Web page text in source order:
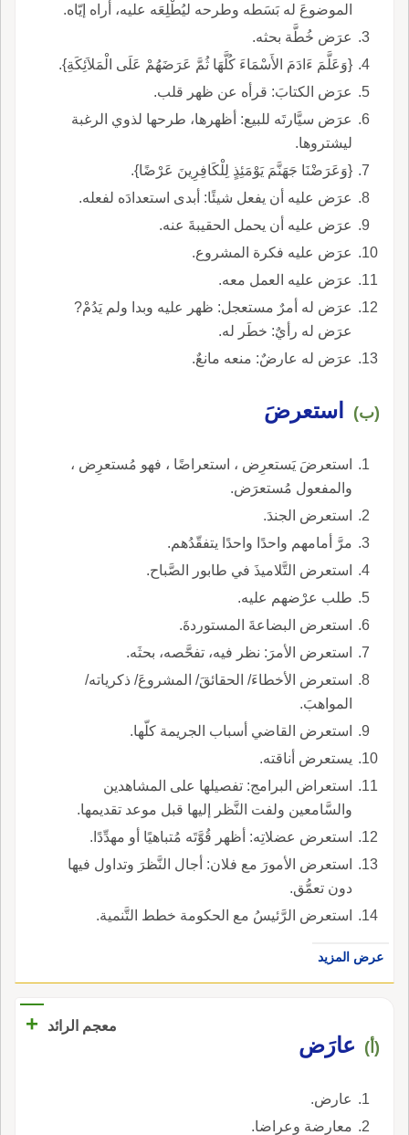
الموضوعَ له بَسَطه وطرحه ليُطْلِعَه عليه، أراه إيّاه.
عرَض خُطَّة بحثه.
{وَعَلَّمَ ءَادَمَ الأَسْمَاءَ كُلَّهَا ثُمَّ عَرَضَهُمْ عَلَى الْمَلاَئِكَةِ}.
عرَض الكتابَ: قرأه عن ظهر قلب.
عرَض سيَّارتَه للبيع: أظهرها، طرحها لذوي الرغبة
ليشتروها.
{وَعَرَضْنَا جَهَنَّمَ يَوْمَئِذٍ لِلْكَافِرِينَ عَرْضًا}.
عرَض عليه أن يفعل شيئًا: أبدى استعدادَه لفعله.
عرَض عليه أن يحمل الحقيبةَ عنه.
عرَض عليه فكرة المشروع.
عرَض عليه العمل معه.
عرَض له أمرٌ مستعجل: ظهر عليه وبدا ولم يَدُمْ?
عرَض له رأيٌ: خطَر له.
عرَض له عارضٌ: منعه مانعٌ.
(ب) استعرضَ
استعرضَ يَستعرِض ، استعراضًا ، فهو مُستعرِض ،
والمفعول مُستعرَض.
استعرض الجندَ.
مرَّ أمامهم واحدًا واحدًا يتفقّدُهم.
استعرض التَّلاميذَ في طابور الصَّباح.
طلب عرْضهم عليه.
استعرض البضاعةَ المستوردةَ.
استعرض الأمرَ: نظر فيه، تفحَّصه، بحثَه.
استعرض الأخطاءَ/ الحقائقَ/ المشروعَ/ ذكرياته/
المواهبَ.
استعرض القاضي أسباب الجريمة كلّها.
يستعرض أناقته.
استعراض البرامج: تفصيلها على المشاهدين
والسَّامعين ولفت النَّظر إليها قبل موعد تقديمها.
استعرض عضلاتِه: أظهر قُوَّتَه مُتباهيًا أو مهدِّدًا.
استعرض الأمورَ مع فلان: أجال النَّظرَ وتداول فيها
دون تعمُّق.
استعرض الرَّئيسُ مع الحكومة خطط التَّنمية.
عرض المزيد
معجم الرائد +
(أ) عارَض
عارض.
معارضة وعراضا.